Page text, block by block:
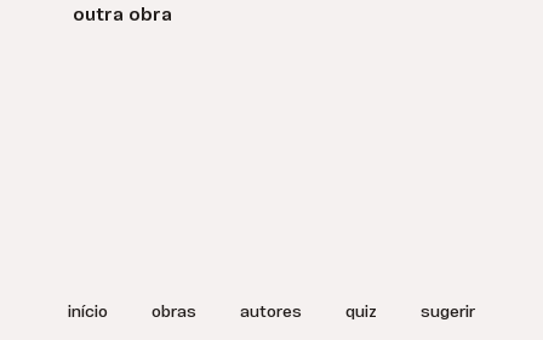
outra obra
início obras autores quiz sugerir